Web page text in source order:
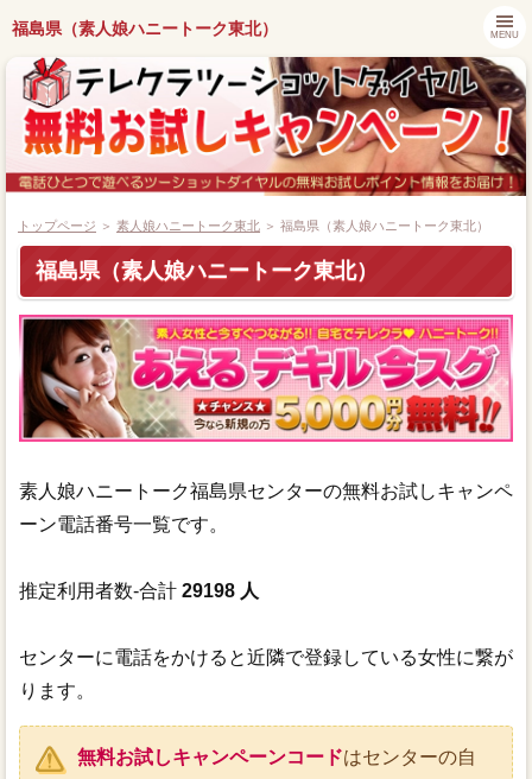
福島県（素人娘ハニートーク東北） MENU
都道府県別キャンペーン情報
ツーショットダイヤル番組紹介
アプリでツーショットダイヤル
ツーショット関連ニュース
トップページ ＞ 素人娘ハニートーク東北 ＞ 福島県（素人娘ハニートーク東北）
福島県（素人娘ハニートーク東北）
素人娘ハニートーク福島県センターの無料お試しキャンペ
ーン電話番号一覧です。
推定利用者数-合計 29198 人
センターに電話をかけると近隣で登録している女性に繋が
ります。
無料お試しキャンペーンコードはセンターの自